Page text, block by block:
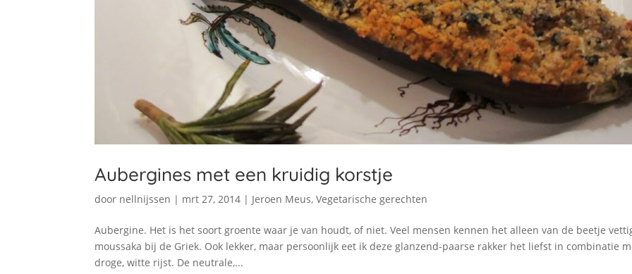
Aubergines met een kruidig korstje
door nellnijssen | mrt 27, 2014 | Jeroen Meus,Vegetarische gerechten
Aubergine. Het is het soort groente waar je van houdt, of niet. Veel mensen kennen het alleen van de beetje
moussaka bij de Griek. Ook lekker, maar persoonlijk eet ik deze glanzend-paarse rakker het liefst in combinatie
droge, witte rijst. De neutrale,...